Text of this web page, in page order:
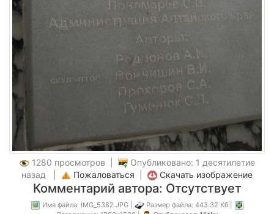
1280 просмотров |
Опубликовано: 1 десятилетие
назад |
Пожаловаться Скачать изображение
Комментарий автора: Отсутствует
Имя файла: IMG_5382.JPG |
Размер файла: 443.32 Кб |